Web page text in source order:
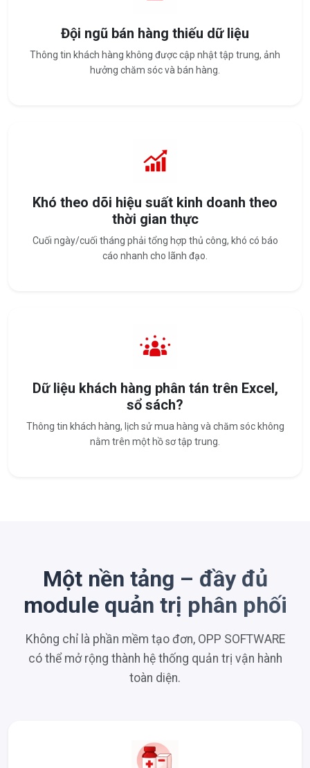
Đội ngũ bán hàng thiếu dữ liệu
Thông tin khách hàng không được cập nhật tập trung, ảnh
hưởng chăm sóc và bán hàng.
Khó theo dõi hiệu suất kinh doanh theo
thời gian thực
Cuối ngày/cuối tháng phải tổng hợp thủ công, khó có báo
cáo nhanh cho lãnh đạo.
Dữ liệu khách hàng phân tán trên Excel,
sổ sách?
Thông tin khách hàng, lịch sử mua hàng và chăm sóc không
nằm trên một hồ sơ tập trung.
Một nền tảng – đầy đủ
module quản trị phân phối
Không chỉ là phần mềm tạo đơn, OPP SOFTWARE
có thể mở rộng thành hệ thống quản trị vận hành
toàn diện.